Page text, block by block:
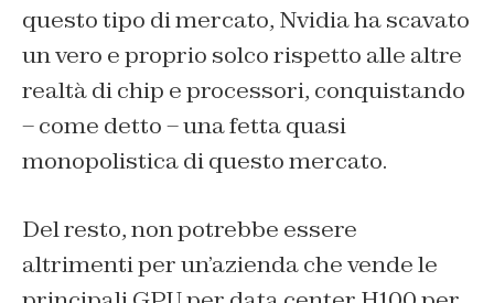
questo tipo di mercato, Nvidia ha scavato
un vero e proprio solco rispetto alle altre
realtà di chip e processori, conquistando
– come detto – una fetta quasi
monopolistica di questo mercato.
Del resto, non potrebbe essere
altrimenti per un’azienda che vende le